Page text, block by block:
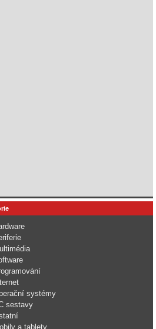
systémy
sestavy
a tablety